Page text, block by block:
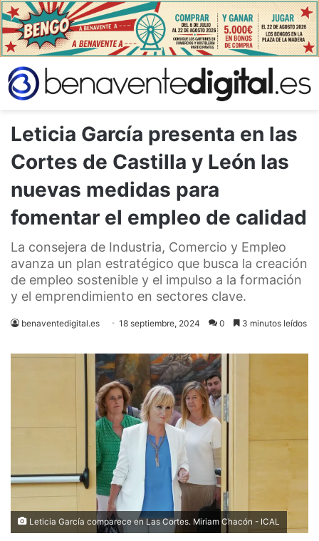
Leticia García presenta en las
Cortes de Castilla y León las
nuevas medidas para
fomentar el empleo de calidad
La consejera de Industria, Comercio y Empleo
avanza un plan estratégico que busca la creación
de empleo sostenible y el impulso a la formación
y el emprendimiento en sectores clave.
benaventedigital.es 18 septiembre, 2024 0 3 minutos leídos
Leticia García comparece en Las Cortes. Miriam Chacón - ICAL